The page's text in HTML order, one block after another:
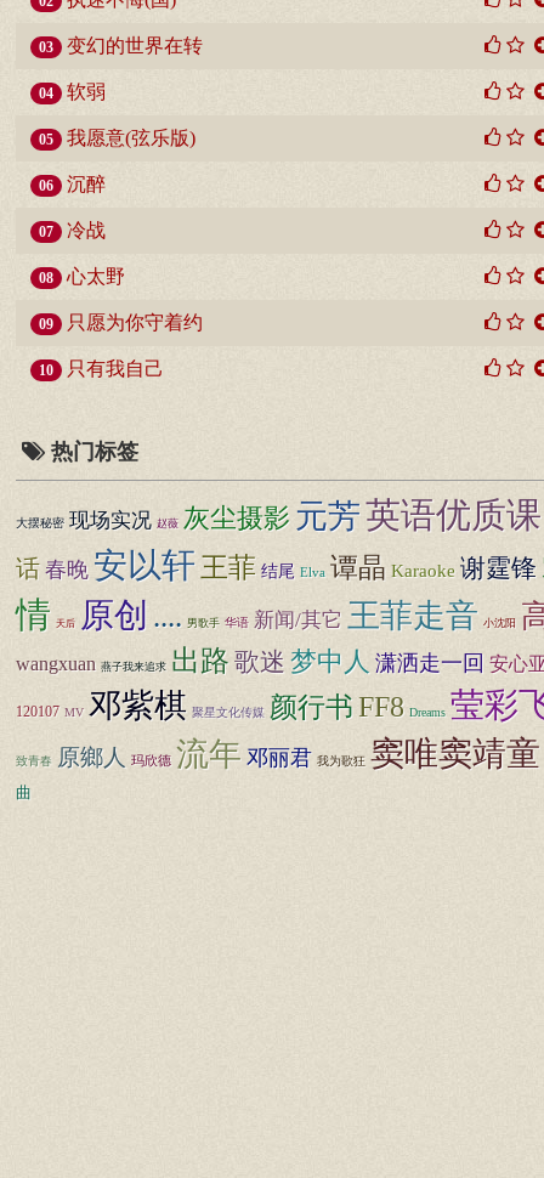
03 变幻的世界在转
04 软弱
05 我愿意(弦乐版)
06 沉醉
07 冷战
08 心太野
09 只愿为你守着约
10 只有我自己
热门标签
大摆秘密 现场实况 赵薇 灰尘摄影 元芳英语优质课
话 春晚 安以轩王菲 结尾 Elva 谭晶 Karaoke 谢霆锋
情 天后 原创 .... 男歌手 华语 新闻/其它 王菲走音 小沈阳
wangxuan 燕子我来追求 出路歌迷 梦中人 潇洒走一回 安心
120107 MV 邓紫棋 聚星文化传媒 颜行书FF8 Dreams 莹彩
致青春 原鄉人 玛欣德 流年 邓丽君 我为歌狂 窦唯窦靖童
曲